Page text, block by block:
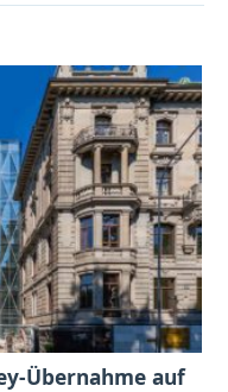
Übernahme auf